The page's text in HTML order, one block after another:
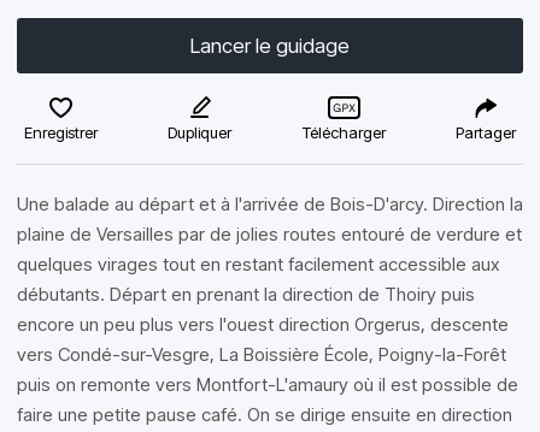
Lancer le guidage
Enregistrer Dupliquer Télécharger Partager
Une balade au départ et à l'arrivée de Bois-D'arcy. Direction la
plaine de Versailles par de jolies routes entouré de verdure et
quelques virages tout en restant facilement accessible aux
débutants. Départ en prenant la direction de Thoiry puis
encore un peu plus vers l'ouest direction Orgerus, descente
vers Condé-sur-Vesgre, La Boissière École, Poigny-la-Forêt
puis on remonte vers Montfort-L'amaury où il est possible de
faire une petite pause café. On se dirige ensuite en direction